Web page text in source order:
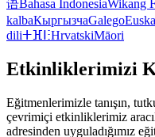
语Bahasa IndonesiaWikang
kalbaКыргызчаGalego
diliⵜⴼⵏⵗHrvatskiMāori
Etkinliklerimizi
Eğitmenlerimizle tanışın,
çevrimiçi etkinliklerimiz
adresinden uyguladığımız